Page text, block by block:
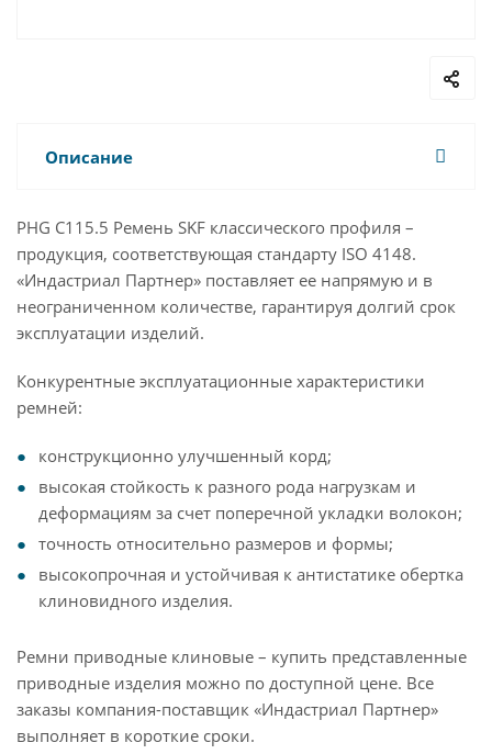
Описание
PHG C115.5 Ремень SKF классического профиля –
продукция, соответствующая стандарту ISO 4148.
«Индастриал Партнер» поставляет ее напрямую и в
неограниченном количестве, гарантируя долгий срок
эксплуатации изделий.
Конкурентные эксплуатационные характеристики
ремней:
конструкционно улучшенный корд;
высокая стойкость к разного рода нагрузкам и
деформациям за счет поперечной укладки волокон;
точность относительно размеров и формы;
высокопрочная и устойчивая к антистатике обертка
клиновидного изделия.
Ремни приводные клиновые – купить представленные
приводные изделия можно по доступной цене. Все
заказы компания-поставщик «Индастриал Партнер»
выполняет в короткие сроки.